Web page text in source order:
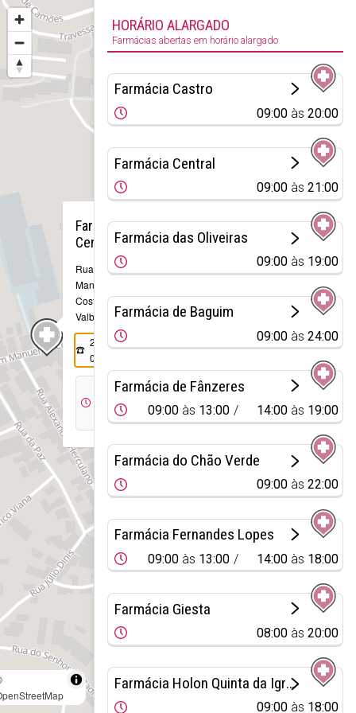
Farmácia
Central
Rua Dr. J.
Manuel
Costa, 927
Valbom
224 830
035
09:00
13:00
HORÁRIO ALARGADO
Farmácias abertas em horário alargado
Farmácia Castro
09:00 às20:00
Farmácia Central
09:00 às21:00
Farmácia das Oliveiras
09:00 às 19:00
Farmácia de Baguim
09:00 às24:00
Farmácia de Fânzeres
09:00 às 13:00 14:00 às 19:00
Farmácia do Chão Verde
09:00 às22:00
Farmácia Fernandes Lopes
09:00 às 13:00 14:00 às 18:00
Farmácia Giesta
08:00 às20:00
Farmácia Holon Quinta da Igreja
09:00 às 18:00